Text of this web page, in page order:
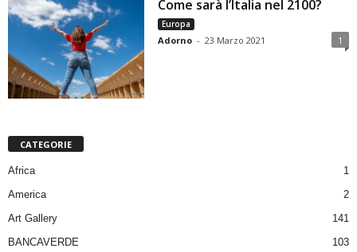
Come sarà l’Italia nel 2100?
Europa
Adorno - 23 Marzo 2021 1
CATEGORIE
Africa
1
America
2
Art Gallery
141
BANCAVERDE
103